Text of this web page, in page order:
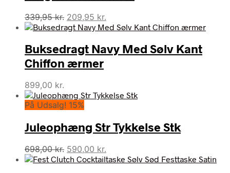
339,95kr. Den
oprindelige
var:
339,95 kr..
209,95 kr.
aktuelle
er:
209,95 kr..
Buksedragt Navy Med Sølv Kant
Chiffon ærmer
899,00 kr.
På Udsalg! 15%
Juleophæng Str Tykkelse Stk
698,00kr. Den
oprindelige
590,00 kr.
aktuelle